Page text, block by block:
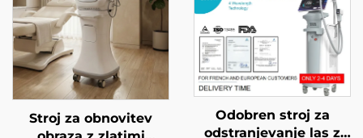
Stroj za obnovitev
Odobren stroj za
odstranjevanje las z